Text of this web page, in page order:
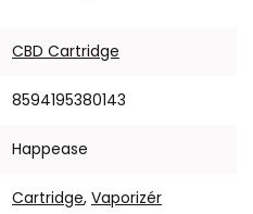
CBD Cartridge
8594195380143
Happease
Cartridge, Vaporizér